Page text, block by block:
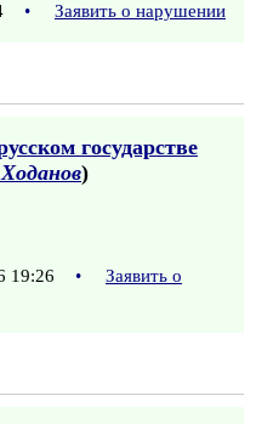
• Заявить о нарушении
государстве
)
19:26 •
Заявить о